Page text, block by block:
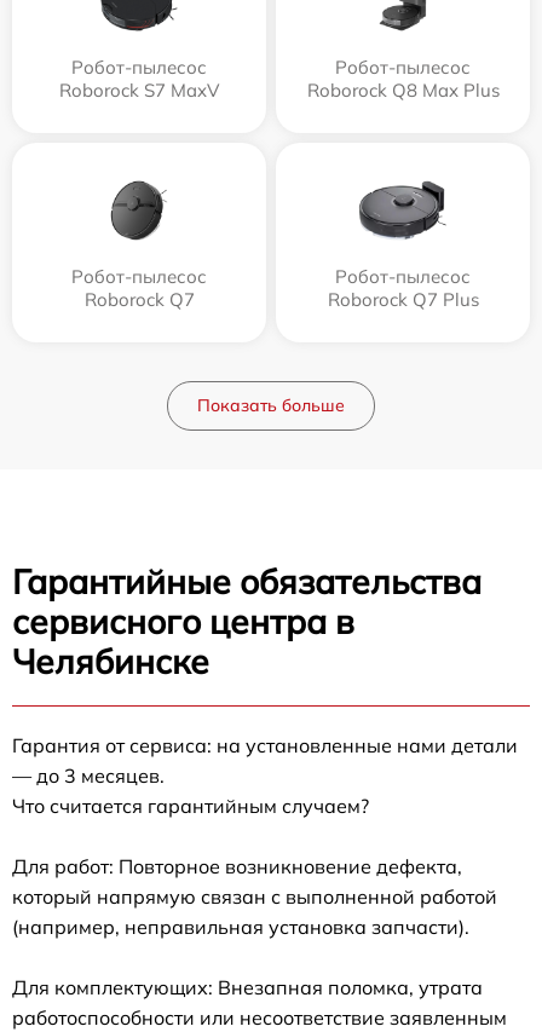
Робот-пылесос
Roborock S7 MaxV
Робот-пылесос
Roborock Q8 Max Plus
Робот-пылесос
Roborock Q7
Робот-пылесос
Roborock Q7 Plus
Показать больше
Гарантийные обязательства
сервисного центра в
Челябинске
Гарантия от сервиса: на установленные нами детали
— до 3 месяцев.
Что считается гарантийным случаем?
Для работ: Повторное возникновение дефекта,
который напрямую связан с выполненной работой
(например, неправильная установка запчасти).
Для комплектующих: Внезапная поломка, утрата
работоспособности или несоответствие заявленным